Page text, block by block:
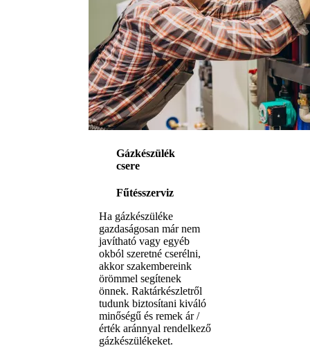
Gázkészülék
csere
Fűtésszerviz
Ha gázkészüléke
gazdaságosan már nem
javítható vagy egyéb
okból szeretné cserélni,
akkor szakembereink
örömmel segítenek
önnek. Raktárkészletről
tudunk biztosítani kiváló
minőségű és remek ár /
érték aránnyal rendelkező
gázkészülékeket.